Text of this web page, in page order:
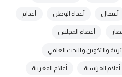
أعتقال أعداء الوطن أعدام
أعضاء المجلس
والتكوين والبحث العلمي
أعلام الفرنسية أعلام المغربية